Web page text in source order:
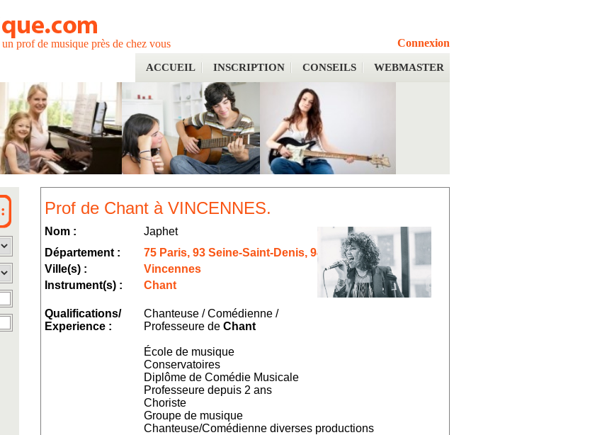
prof de musique près de chez vous Connexion
ACCUEIL INSCRIPTION CONSEILS WEBMASTER
Prof de Chant à VINCENNES.
Nom :
Japhet
Département :
75 Paris, 93 Seine-Saint-Denis, 94 Val-de-Marne
Ville(s) :
Vincennes
Instrument(s) :
Chant
Qualifications/
Experience :
Chanteuse / Comédienne /
Professeure de Chant
École de musique
Conservatoires
Diplôme de Comédie Musicale
Professeure depuis 2 ans
Choriste
Groupe de musique
Chanteuse/Comédienne diverses productions